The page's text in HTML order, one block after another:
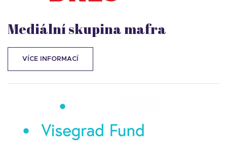
Mediální skupina mafra
VÍCE INFORMACÍ